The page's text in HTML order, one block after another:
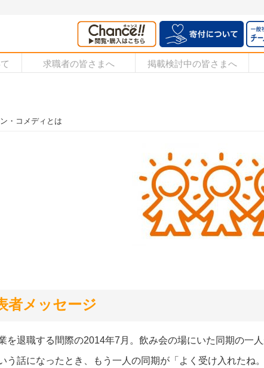
求職者の皆さまへ 掲載検討中の皆さまへ
・コメディとは
者メッセージ
を退職する間際の2014年7月。飲み会の場にいた同期の一
う話になったとき、もう一人の同期が「よく受け入れたね